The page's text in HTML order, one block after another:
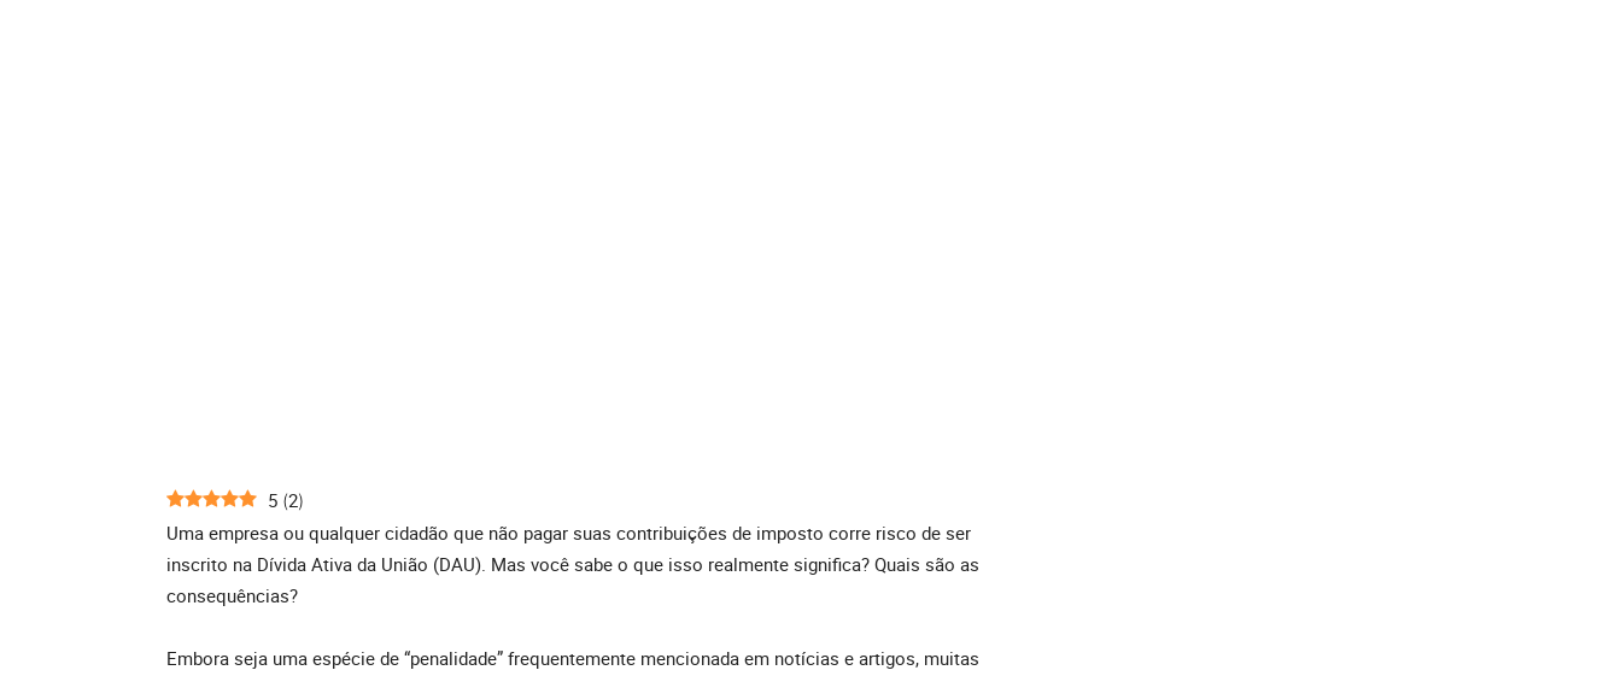
5 (2)
Uma empresa ou qualquer cidadão que não pagar suas contribuições de imposto corre risco de ser
inscrito na Dívida Ativa da União (DAU). Mas você sabe o que isso realmente significa? Quais são as
consequências?
Embora seja uma espécie de “penalidade” frequentemente mencionada em notícias e artigos, muitas